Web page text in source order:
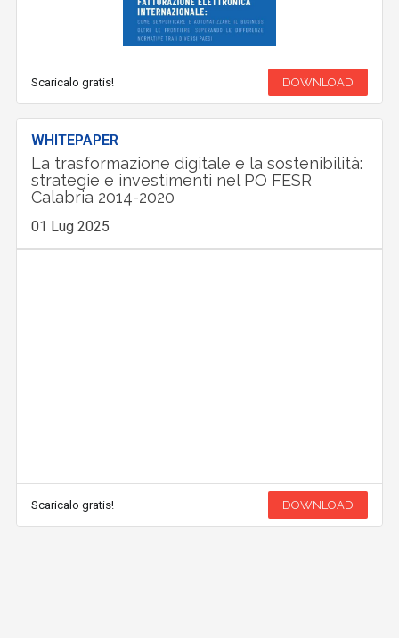
Scaricalo gratis! DOWNLOAD
WHITEPAPER
La trasformazione digitale e la sostenibilità:
strategie e investimenti nel PO FESR
Calabria 2014-2020
01 Lug 2025
Scaricalo gratis! DOWNLOAD